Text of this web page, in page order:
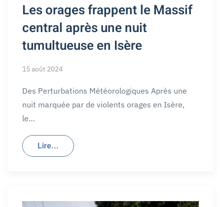
Les orages frappent le Massif
central après une nuit
tumultueuse en Isère
15 août 2024
Des Perturbations Météorologiques Après une
nuit marquée par de violents orages en Isère,
le…
Lire...